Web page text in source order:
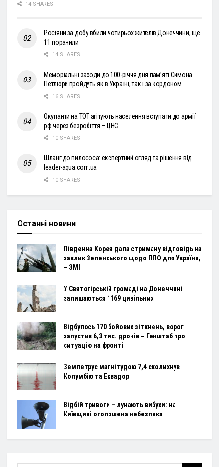
14 SHARES
Росіяни за добу вбили чотирьох жителів Донеччини, ще
11 поранили
14 SHARES
Меморіальні заходи до 100-річчя дня пам’яті Симона
Петлюри пройдуть як в Україні, так і за кордоном
16 SHARES
Окупанти на ТОТ агітують населення вступати до армії
рф через безробіття – ЦНС
10 SHARES
Шланг до пилососа: експертний огляд та рішення від
leader-aqua.com.ua
10 SHARES
Останні новини
Південна Корея дала стриману відповідь на
заклик Зеленського щодо ППО для України,
– ЗМІ
У Святогірській громаді на Донеччині
залишаються 1169 цивільних
Відбулось 170 бойових зіткнень, ворог
запустив 6,3 тис. дронів – Генштаб про
ситуацію на фронті
Землетрус магнітудою 7,4 сколихнув
Колумбію та Еквадор
Відбій тривоги – лунають вибухи: на
Київщині оголошена небезпека